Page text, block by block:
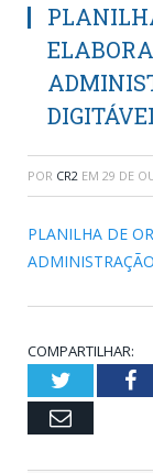
POR CR2 EM 29 DE
PLANILHA DE
COMPARTILHAR:
Twitter
Email